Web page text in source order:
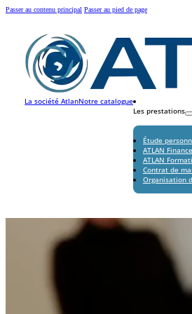
Passer au contenu principal Passer au pied de page
La société AtlanNotre catalogue
Les prestations
Étude
ATLAN
ATLAN
Contrat de
Organisation